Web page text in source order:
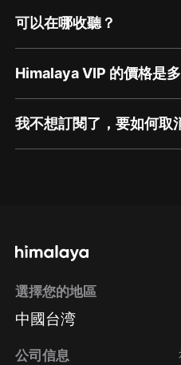
可以在哪收聽？
Himalaya VIP 的價格是
我不想訂閱了，要如何取
方法 Google Play取消訂閱方
選擇您的地區
中國台湾
公司信息